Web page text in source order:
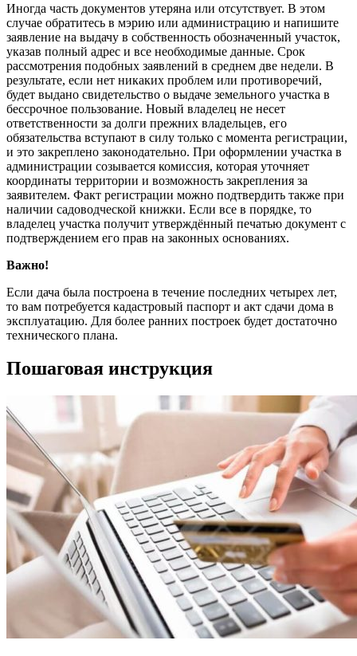
Иногда часть документов утеряна или отсутствует. В этом
случае обратитесь в мэрию или администрацию и напишите
заявление на выдачу в собственность обозначенный участок,
указав полный адрес и все необходимые данные. Срок
рассмотрения подобных заявлений в среднем две недели. В
результате, если нет никаких проблем или противоречий,
будет выдано свидетельство о выдаче земельного участка в
бессрочное пользование. Новый владелец не несет
ответственности за долги прежних владельцев, его
обязательства вступают в силу только с момента регистрации,
и это закреплено законодательно. При оформлении участка в
администрации созывается комиссия, которая уточняет
координаты территории и возможность закрепления за
заявителем. Факт регистрации можно подтвердить также при
наличии садоводческой книжки. Если все в порядке, то
владелец участка получит утверждённый печатью документ с
подтверждением его прав на законных основаниях.
Важно!
Если дача была построена в течение последних четырех лет,
то вам потребуется кадастровый паспорт и акт сдачи дома в
эксплуатацию. Для более ранних построек будет достаточно
технического плана.
Пошаговая инструкция